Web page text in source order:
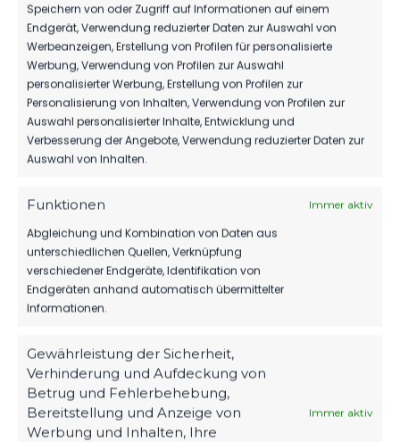
Speichern von oder Zugriff auf Informationen auf einem
Endgerät, Verwendung reduzierter Daten zur Auswahl von
Werbeanzeigen, Erstellung von Profilen für personalisierte
Werbung, Verwendung von Profilen zur Auswahl
personalisierter Werbung, Erstellung von Profilen zur
Personalisierung von Inhalten, Verwendung von Profilen zur
Auswahl personalisierter Inhalte, Entwicklung und
Verbesserung der Angebote, Verwendung reduzierter Daten zur
Auswahl von Inhalten.
Funktionen Immer aktiv
Abgleichung und Kombination von Daten aus
unterschiedlichen Quellen, Verknüpfung
verschiedener Endgeräte, Identifikation von
Endgeräten anhand automatisch übermittelter
Informationen.
Gewährleistung der Sicherheit,
Verhinderung und Aufdeckung von
Betrug und Fehlerbehebung,
Bereitstellung und Anzeige von
Werbung und Inhalten, Ihre
Immer aktiv
2- 1
ENDERGEBNIS
RECAP
LANDESLIGA 2024/25 15. JUNI 2025 10:00
FSV 63 LUCKENWALDE D2-
3- 0
ENDERGEBNIS